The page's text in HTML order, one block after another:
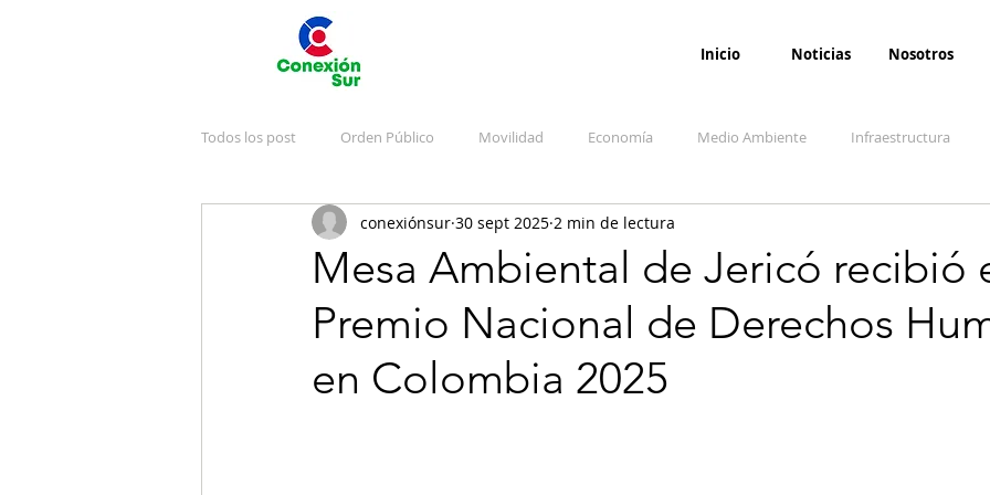
Inicio Noticias Nosotros
Todos los post Orden Público Movilidad Economía Medio Ambiente Infraestructura
Arte y Cultura Judicial Salud Opinión
Emergencias Publicidad Vida y sociedad Denuncia Ciudadana Conflicto armado interno
Mesa Ambiental de Jericó recibió
Premio Nacional de Derechos
en Colombia 2025
conexiónsur 30 sept 2025 2 min de lectura